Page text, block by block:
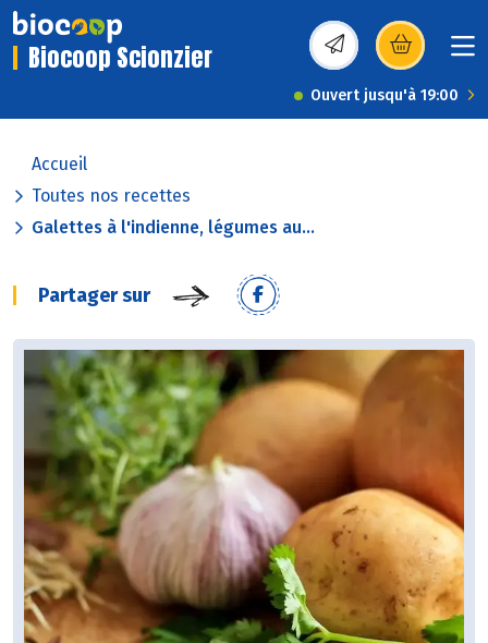
Biocoop Scionzier (s’ouvre dans une
Ouvert jusqu'à 19:00
Accueil
Toutes nos recettes
Galettes à l'indienne, légumes au...
Partager sur